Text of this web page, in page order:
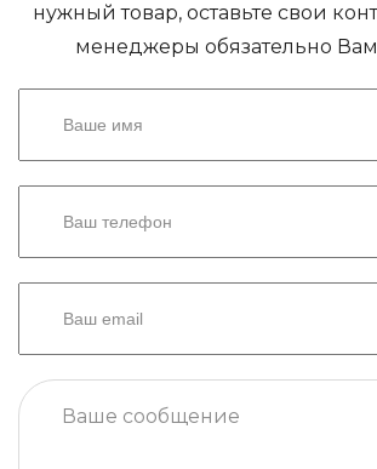
нужный товар, оставьте свои
менеджеры обязательно Вам